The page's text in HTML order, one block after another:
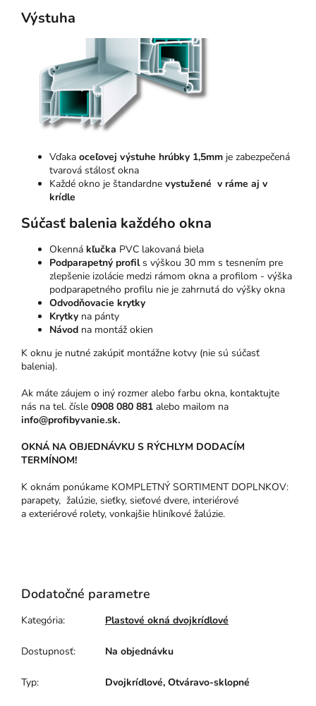
Výstuha
Vďaka oceľovej výstuhe hrúbky 1,5mm je zabezpečená
tvarová stálosť okna
Každé okno je štandardne vystužené v ráme aj v
krídle
Súčasť balenia každého okna
Okenná kľučka PVC lakovaná biela
Podparapetný profils výškou 30 mm s tesnením pre
zlepšenie izolácie medzi rámom okna a profilom - výška
podparapetného profilu nie je zahrnutá do výšky okna
Odvodňovacie krytky
Krytky na pánty
Návod na montáž okien
K oknu je nutné zakúpiť montážne kotvy (nie sú súčasť
balenia).
Ak máte záujem o iný rozmer alebo farbu okna, kontaktujte
nás na tel. čísle 0908 080 881 alebo mailom na
info@profibyvanie.sk.
OKNÁ NA OBJEDNÁVKU S RÝCHLYM DODACÍM
TERMÍNOM!
K oknám ponúkame KOMPLETNÝ SORTIMENT DOPLNKOV:
parapety, žalúzie, sieťky, sieťové dvere, interiérové
a exteriérové rolety, vonkajšie hliníkové žalúzie.
Dodatočné parametre
Kategória: Plastové okná dvojkrídlové
Dostupnosť: Na objednávku
Typ: Dvojkrídlové, Otváravo-sklopné